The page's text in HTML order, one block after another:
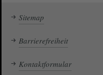
Sitemap
Barrierefreiheit
Kontaktformular